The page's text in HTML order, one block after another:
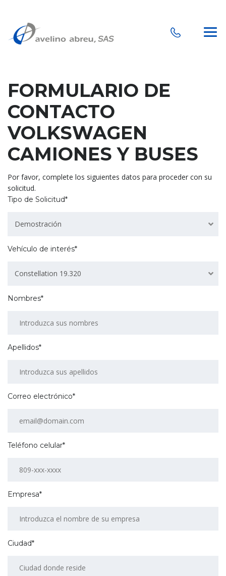
FORMULARIO DE
CONTACTO
VOLKSWAGEN
CAMIONES Y BUSES
Por favor, complete los siguientes datos para proceder con su
solicitud.
Tipo de Solicitud*
Demostración
Vehículo de interés*
Constellation 19.320
Nombres*
Apellidos*
Correo electrónico*
Teléfono celular*
Empresa*
Ciudad*